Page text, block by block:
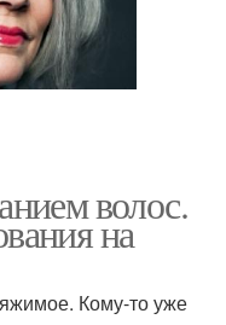
волос.
на
Кому-то уже